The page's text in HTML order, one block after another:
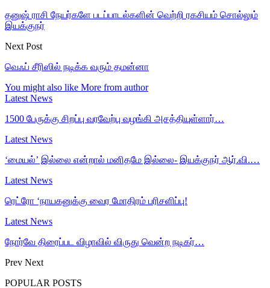
தனுஷ் ராசி நேயர்களே படப்பாடல்களின் வெற்றி ரகசியம் சொல்லும்
இயக்குநர்
Next Post
வெஃப் சீரிஸில் நடிக்க வரும் தமன்னா
You might also like More from author
Latest News
1500 பேருக்கு சிறப்பு வரவேற்பு வழங்கி அசத்தியுள்ளார்…
Latest News
‘மையல்’ இல்லை என்றால் மனிதமே இல்லை- இயக்குநர் ஆர்.வி.…
Latest News
ரெட்ரோ ‘நாயகனுக்கு வைர மோதிரம் பரிசளிப்பு!
Latest News
நோர்வே திரைப்பட விழாவில் விருது வென்ற நடிகர்…
Prev Next
POPULAR POSTS